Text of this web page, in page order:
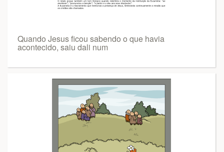
Quando Jesus ficou sabendo o que havia
acontecido, saiu dali num